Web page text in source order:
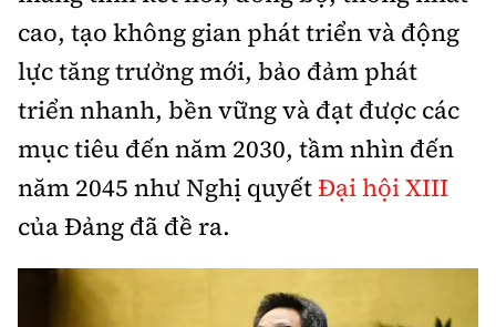
Thế giới giao thông
Thế giới xây dựng
Khám phá
Lối sống
Ẩm thực
Thời sự
Khám phá
Camera giao thông
Câu chuyện giao thông
Giải trí - Thể thao
Cơ quan chủ quản: Bộ Xây dựng
Giấy phép số: 03/GP-BVHTTDL, cấp ngày 1/4/2025.
cao, tạo không gian phát triển và động
lực tăng trưởng mới, bảo đảm phát
triển nhanh, bền vững và đạt được các
mục tiêu đến năm 2030, tầm nhìn đến
năm 2045 như Nghị quyếtĐại hội XIII
của Đảng đã đề ra.